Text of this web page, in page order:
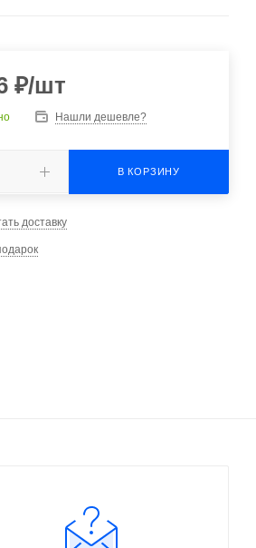
₽/шт
Нашли дешевле?
В КОРЗИНУ
доставку